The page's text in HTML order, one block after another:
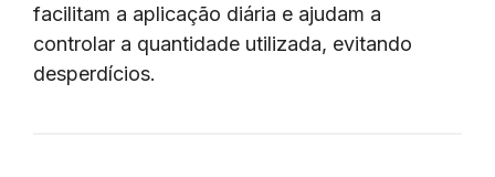
facilitam a aplicação diária e ajudam a
controlar a quantidade utilizada, evitando
desperdícios.